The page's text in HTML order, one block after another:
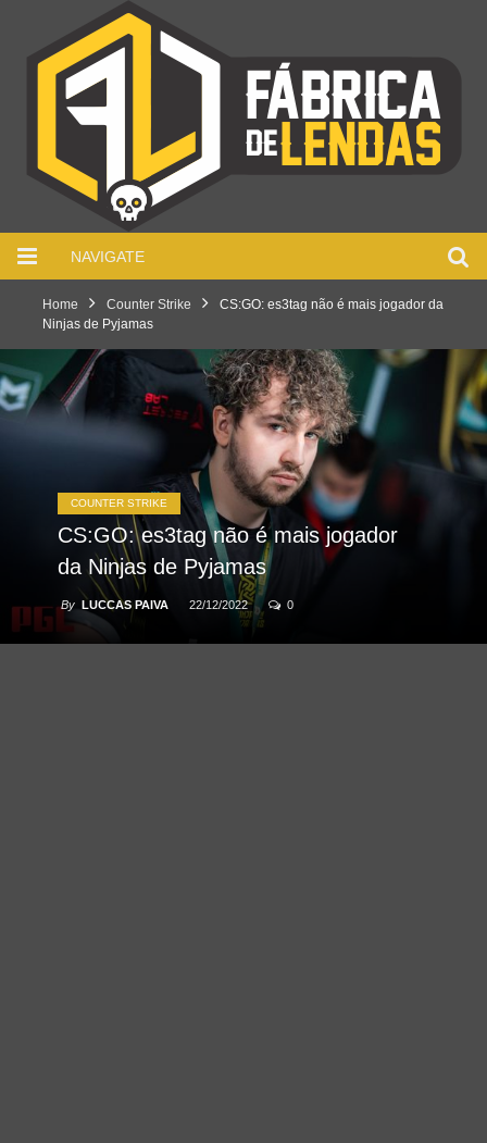
NAVIGATE
Home Counter Strike
CS:GO: es3tag não é mais jogador da
Ninjas de Pyjamas
COUNTER STRIKE
CS:GO: es3tag não é mais jogador
da Ninjas de Pyjamas
By LUCCAS PAIVA 22/12/2022 0